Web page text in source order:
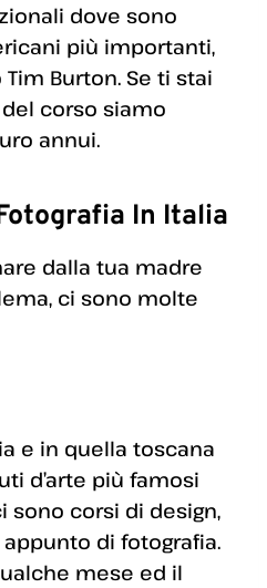
dove sono
più importanti,
Burton. Se ti stai
corso siamo
annui.
In Italia
dalla tua madre
ci sono molte
e in quella toscana
d’arte più famosi
sono corsi di design,
di fotografia.
mese ed il